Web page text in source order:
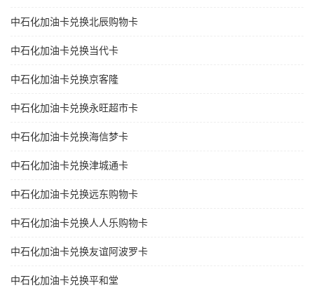
中石化加油卡兑换北辰购物卡
中石化加油卡兑换当代卡
中石化加油卡兑换京客隆
中石化加油卡兑换永旺超市卡
中石化加油卡兑换海信梦卡
中石化加油卡兑换津城通卡
中石化加油卡兑换远东购物卡
中石化加油卡兑换人人乐购物卡
中石化加油卡兑换友谊阿波罗卡
中石化加油卡兑换平和堂